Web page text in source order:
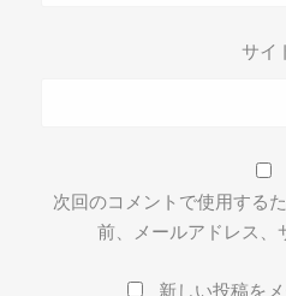
サイ
次回のコメントで使用する
前、メールアドレス、
新しい投稿を